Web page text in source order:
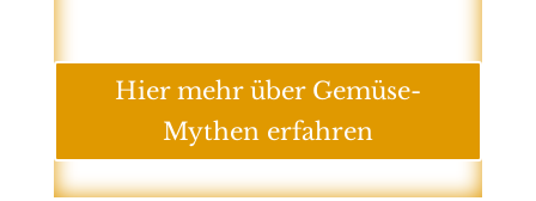
Hier mehr über Gemüse-
Mythen erfahren